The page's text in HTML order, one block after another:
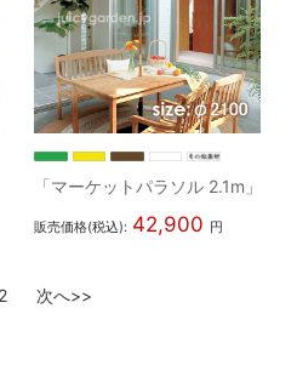
「マーケットパラソル 2.1m」
販売価格(税込): 42,900 円
2 次へ>>